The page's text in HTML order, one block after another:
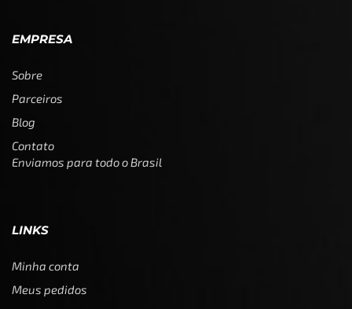
EMPRESA
Sobre
Parceiros
Blog
Contato
Enviamos para todo o Brasil
LINKS
Minha conta
Meus pedidos